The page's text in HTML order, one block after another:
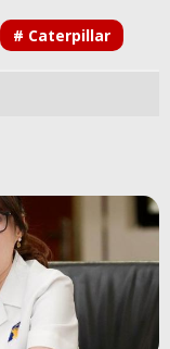
# Caterpillar